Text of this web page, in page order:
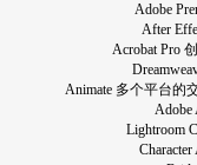
Adobe
After
Acrobat Pro
Animate 多个平台的
Adobe
Lightroom